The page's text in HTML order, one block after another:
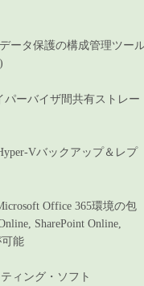
ータ保護の構成管理ツー
パーバイザ間共有ストレー
Vバックアップ＆レプ
Office 365環境の包
SharePoint Online,
可能
ィング・ソフト